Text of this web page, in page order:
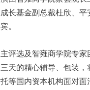
长基金副总裁杜欣、
。
评选及智雍商学院专
天的精心辅导、包装
等国内资本机构面对